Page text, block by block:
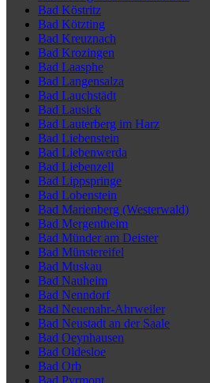
Bad Köstritz
Bad Kötzting
Bad Kreuznach
Bad Krozingen
Bad Laasphe
Bad Langensalza
Bad Lauchstädt
Bad Lausick
Bad Lauterberg im Harz
Bad Liebenstein
Bad Liebenwerda
Bad Liebenzell
Bad Lippspringe
Bad Lobenstein
Bad Marienberg (Westerwald)
Bad Mergentheim
Bad Münder am Deister
Bad Münstereifel
Bad Muskau
Bad Nauheim
Bad Nenndorf
Bad Neuenahr-Ahrweiler
Bad Neustadt an der Saale
Bad Oeynhausen
Bad Oldesloe
Bad Orb